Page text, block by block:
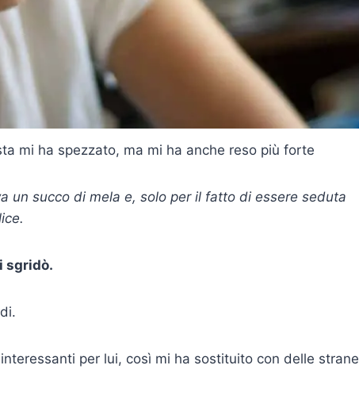
mi ha spezzato, ma mi ha anche reso più forte
un succo di mela e, solo per il fatto di essere seduta
sgridò.
per lui, così mi ha sostituito con delle strane